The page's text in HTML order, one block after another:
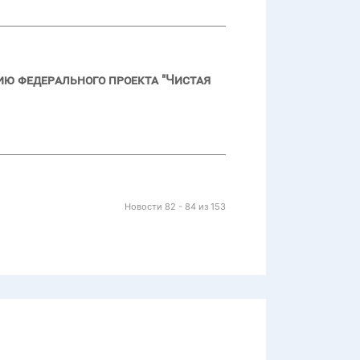
федерального проекта "Чистая
Новости 82 - 84 из 153